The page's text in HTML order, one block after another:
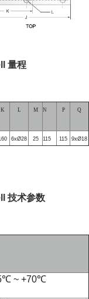
量程
K L M N P Q
6xØ28 25 115 115 9xØ18
技术参数
℃ ~ +70℃